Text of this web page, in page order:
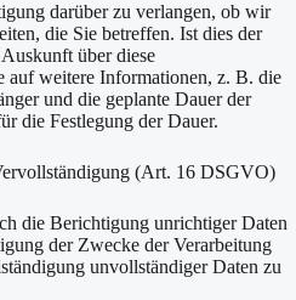
darüber zu verlangen, ob wir
die Sie betreffen. Ist dies der
über diese
auf weitere Informationen, z. B. die
und die geplante Dauer der
die Festlegung der Dauer.
(Art. 16 DSGVO)
die Berichtigung unrichtiger Daten
der Zwecke der Verarbeitung
unvollständiger Daten zu